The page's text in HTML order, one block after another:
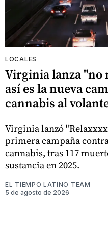
LOCALES
Virginia lanza "no
así es la nueva
cannabis al
Virginia lanzó
primera campaña
cannabis, tras 117
sustancia en 2025.
EL TIEMPO LATINO TEAM
5 de agosto de 2026